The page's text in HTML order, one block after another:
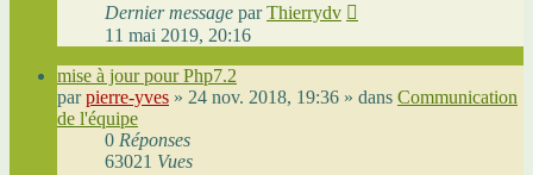
Dernier message parThierrydv
11 mai 2019, 20:16
mise à jour pour Php7.2
parpierre-yves » 24 nov. 2018, 19:36 » dans Communication
de l'équipe
0 Réponses
63021 Vues